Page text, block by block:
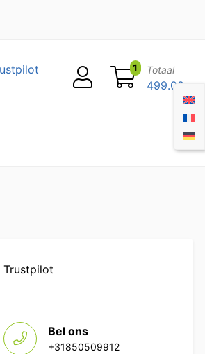
1 Totaal
499.00
Trustpilot
Bel ons
+31850509912